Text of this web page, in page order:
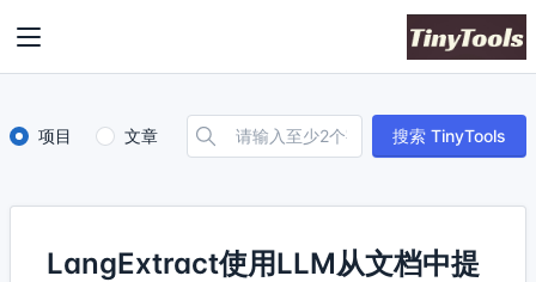
项目 文章 搜索 TinyTools
LangExtract使用LLM从文档中提